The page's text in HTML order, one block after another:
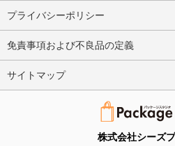
株式会社シーズ
プライバシーポリシー
免責事項および不良品の定義
サイトマップ